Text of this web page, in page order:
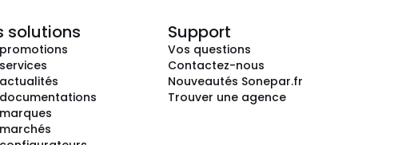
solutions Support
Vos questions
Contactez-nous
Nouveautés Sonepar.fr
Trouver une agence